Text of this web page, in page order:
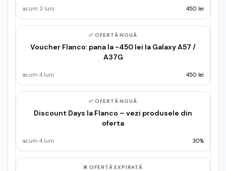
acum 3 luni 450 lei
✅ OFERTĂ NOUĂ
Voucher Flanco: pana la -450 lei la Galaxy A57 /
A37G
acum 4 luni 450 lei
✅ OFERTĂ NOUĂ
Discount Days la Flanco – vezi produsele din
oferta
acum 4 luni 30%
❌ OFERTĂ EXPIRATĂ